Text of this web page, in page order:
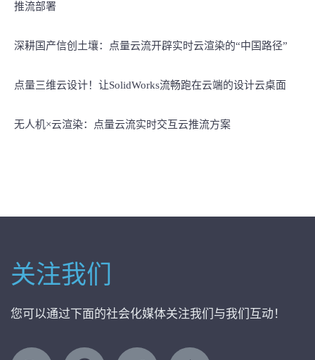
推流部署
深耕国产信创土壤：点量云流开辟实时云渲染的“中国路径”
点量三维云设计！让SolidWorks流畅跑在云端的设计云桌面
无人机×云渲染：点量云流实时交互云推流方案
关注我们
您可以通过下面的社会化媒体关注我们与我们互动！